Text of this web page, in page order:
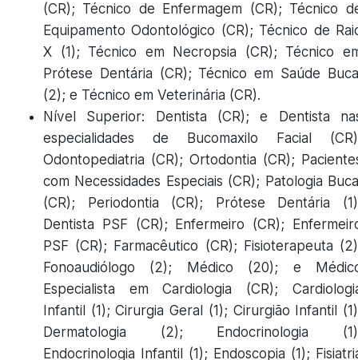
(CR); Técnico de Enfermagem (CR); Técnico
Equipamento Odontológico (CR); Técnico de
X (1); Técnico em Necropsia (CR); Técnico
Prótese Dentária (CR); Técnico em Saúde
(2); e Técnico em Veterinária (CR).
Nível Superior: Dentista (CR); e Dentista
especialidades de Bucomaxilo Facial
Odontopediatria (CR); Ortodontia (CR);
com Necessidades Especiais (CR); Patologia
(CR); Periodontia (CR); Prótese Dentária
Dentista PSF (CR); Enfermeiro (CR);
PSF (CR); Farmacêutico (CR); Fisioterapeuta
Fonoaudiólogo (2); Médico (20); e
Especialista em Cardiologia (CR);
Infantil (1); Cirurgia Geral (1); Cirurgião Infantil
Dermatologia (2); Endocrinologia
Endocrinologia Infantil (1); Endoscopia (1);